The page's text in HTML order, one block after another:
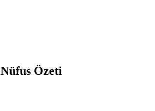
Nüfus Özeti